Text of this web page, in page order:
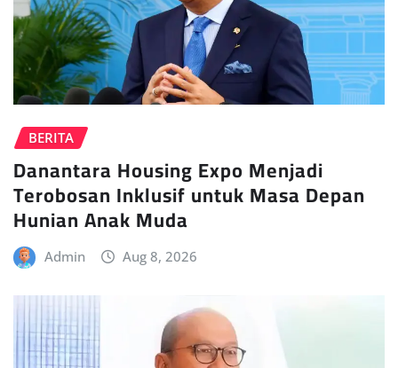
BERITA
Danantara Housing Expo Menjadi
Terobosan Inklusif untuk Masa Depan
Hunian Anak Muda
Admin Aug 8, 2026